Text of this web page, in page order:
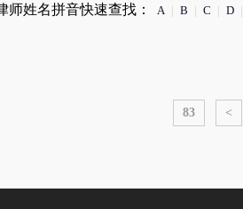
师姓名拼音快速查找： A | B | C | D |
83 <